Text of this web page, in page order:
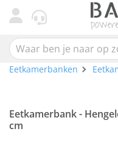
Eetkamerbanken
Eetkamerbank -
cm